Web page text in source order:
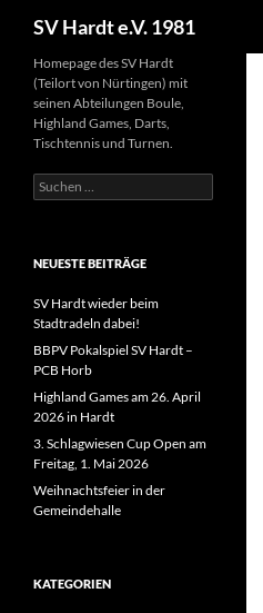
Inhalt
springen
SV Hardt e.V. 1981
Homepage des SV Hardt
(Teilort von Nürtingen) mit
seinen Abteilungen Boule,
Highland Games, Darts,
Tischtennis und Turnen.
Suchen
nach:
NEUESTE BEITRÄGE
SV Hardt wieder beim
Stadtradeln dabei!
BBPV Pokalspiel SV Hardt –
PCB Horb
Highland Games am 26. April
2026 in Hardt
3. Schlagwiesen Cup Open am
Freitag, 1. Mai 2026
Weihnachtsfeier in der
Gemeindehalle
KATEGORIEN